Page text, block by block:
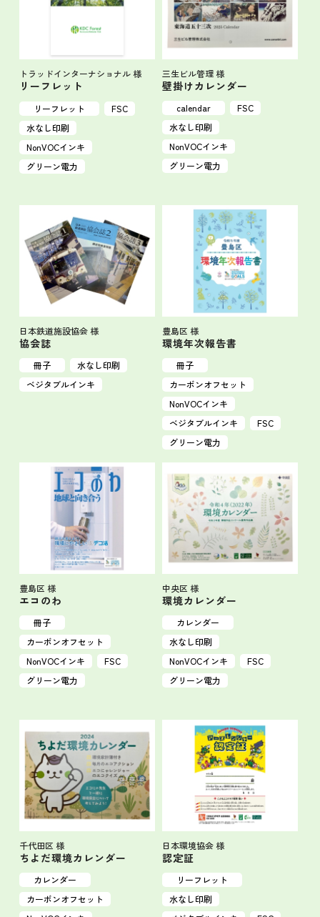
トラッドインターナショナル 様
リーフレット
リーフレット
FSC
水なし印刷
NonVOCインキ
グリーン電力
三生ビル管理 様
壁掛けカレンダー
calendar
FSC
水なし印刷
NonVOCインキ
グリーン電力
日本鉄道施設協会 様
協会誌
冊子
水なし印刷
ベジタブルインキ
豊島区 様
環境年次報告書
冊子
カーボンオフセット
NonVOCインキ
ベジタブルインキ
FSC
グリーン電力
豊島区 様
エコのわ
冊子
カーボンオフセット
NonVOCインキ
FSC
グリーン電力
中央区 様
環境カレンダー
カレンダー
水なし印刷
NonVOCインキ
FSC
グリーン電力
千代田区 様
ちよだ環境カレンダー
カレンダー
カーボンオフセット
日本環境協会 様
認定証
リーフレット
水なし印刷